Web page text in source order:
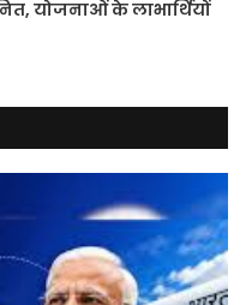
योजनाओं के लाभार्थियों